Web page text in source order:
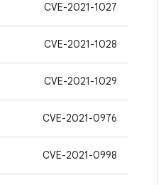
CVE-2021-1027
CVE-2021-1028
CVE-2021-1029
CVE-2021-0976
CVE-2021-0998